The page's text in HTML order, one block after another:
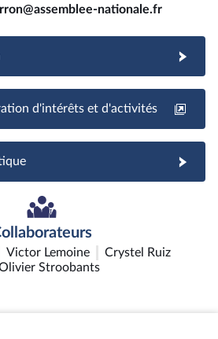
nationale.fr
d'intérêts et d'activités
Victor Lemoine
Crystel Ruiz
Stroobants